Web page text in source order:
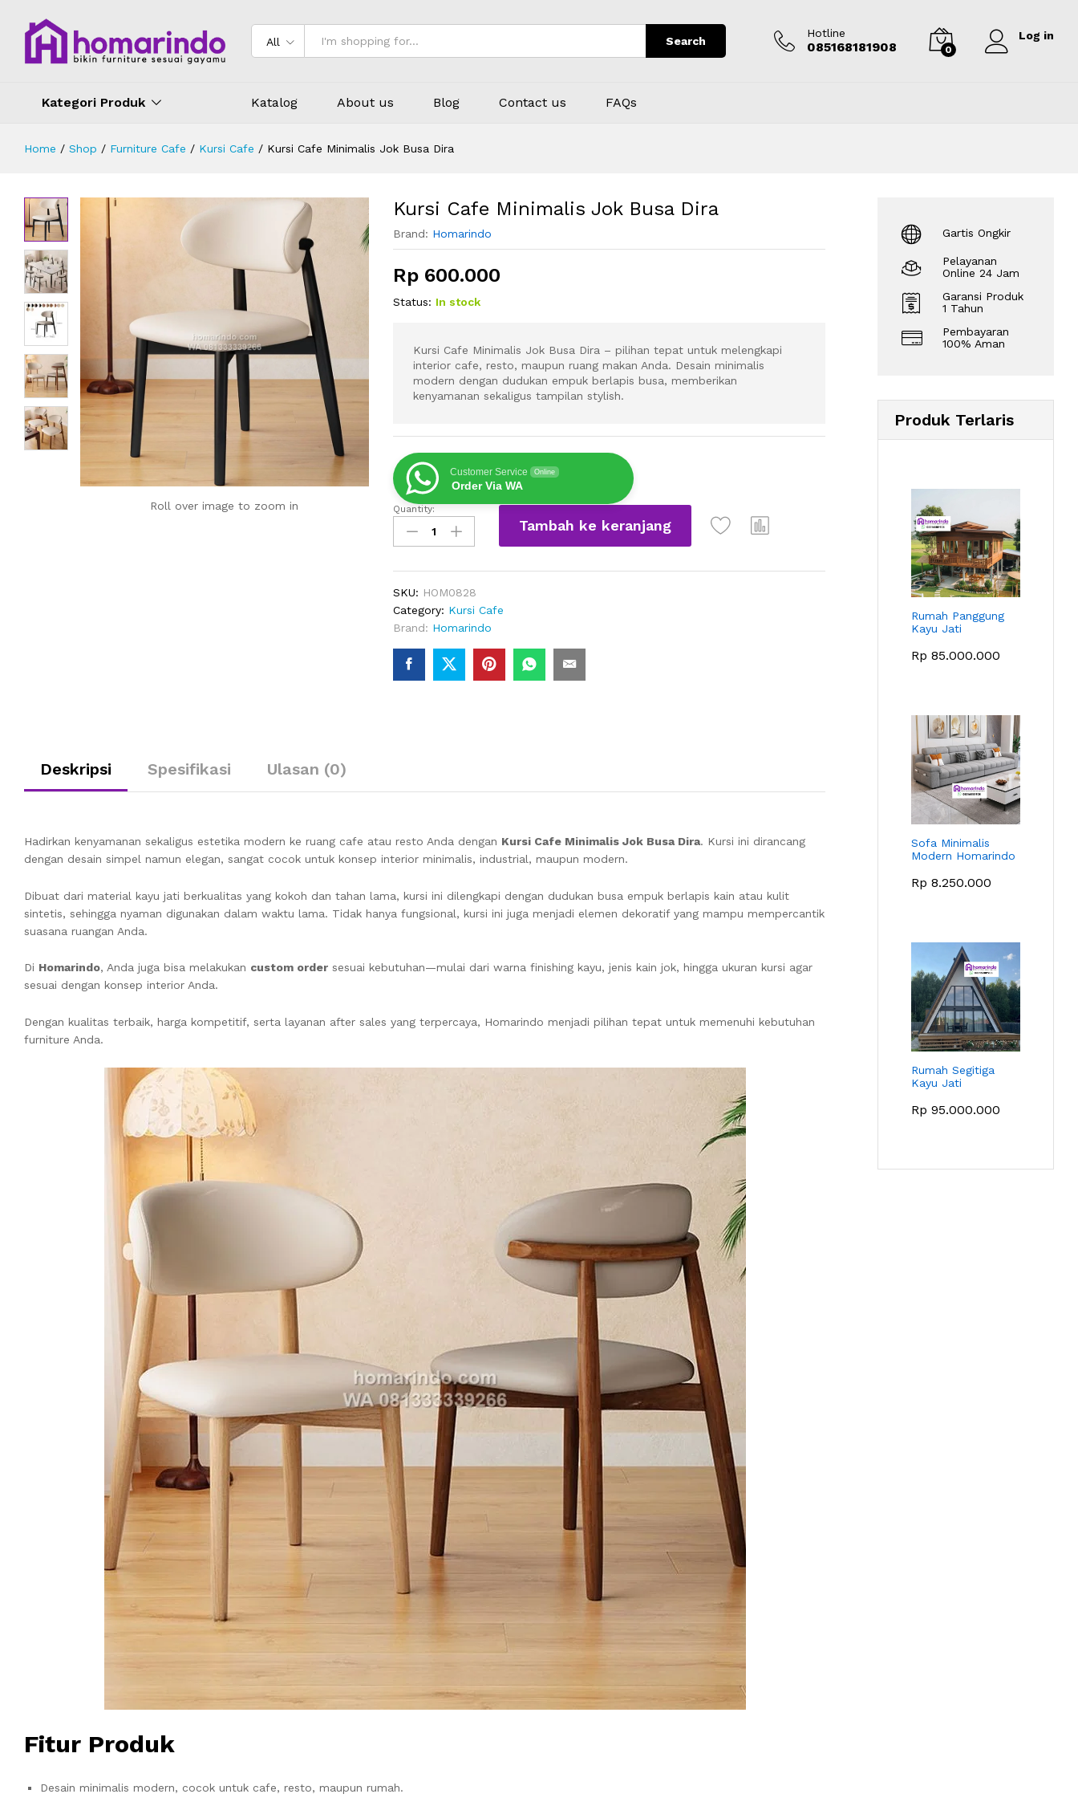
All Search
Hotline
085168181908 0
Log in
Kategori Produk Katalog About us Blog Contact us FAQs
Home / Shop / Furniture Cafe / Kursi Cafe / Kursi Cafe Minimalis Jok Busa Dira
Roll over image to zoom in
Kursi Cafe Minimalis Jok Busa Dira
Brand: Homarindo
Rp600.000
Status: In stock
Kursi Cafe Minimalis Jok Busa Dira – pilihan tepat untuk melengkapi
interior cafe, resto, maupun ruang makan Anda. Desain minimalis
modern dengan dudukan empuk berlapis busa, memberikan
kenyamanan sekaligus tampilan stylish.
Customer Service Online
Order Via WA
Kursi
Cafe
Minimalis
Dira
quantity
Quantity:
Tambah ke keranjang
SKU: HOM0828
Category: Kursi Cafe
Brand: Homarindo
Deskripsi Spesifikasi Ulasan (0)
Hadirkan kenyamanan sekaligus estetika modern ke ruang cafe atau resto Anda dengan Kursi Cafe Minimalis Jok Busa Dira. Kursi ini dirancang
dengan desain simpel namun elegan, sangat cocok untuk konsep interior minimalis, industrial, maupun modern.
Dibuat dari material kayu jati berkualitas yang kokoh dan tahan lama, kursi ini dilengkapi dengan dudukan busa empuk berlapis kain atau kulit
sintetis, sehingga nyaman digunakan dalam waktu lama. Tidak hanya fungsional, kursi ini juga menjadi elemen dekoratif yang mampu mempercantik
suasana ruangan Anda.
Di Homarindo, Anda juga bisa melakukan custom order sesuai kebutuhan—mulai dari warna finishing kayu, jenis kain jok, hingga ukuran kursi agar
sesuai dengan konsep interior Anda.
Dengan kualitas terbaik, harga kompetitif, serta layanan after sales yang terpercaya, Homarindo menjadi pilihan tepat untuk memenuhi kebutuhan
furniture Anda.
Fitur Produk
Desain minimalis modern, cocok untuk cafe, resto, maupun rumah.
Gartis Ongkir
Pelayanan
Online 24 Jam
Garansi Produk
1 Tahun
Pembayaran
100% Aman
Produk Terlaris
Rumah Panggung
Kayu Jati
Rp 85.000.000
Sofa Minimalis
Modern Homarindo
Rp 8.250.000
Rumah Segitiga
Kayu Jati
Rp 95.000.000
Ulasan (0)